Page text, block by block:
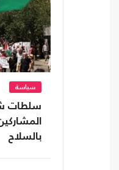
سياسة
سلطات
بالسلاح